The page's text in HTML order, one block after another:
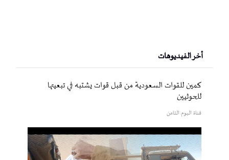
أخر الفيديوهات
كمين للقوات السعودية من قبل قوات يشتبه في تبعيتها
للحوثيين
قناة اليوم الثامن